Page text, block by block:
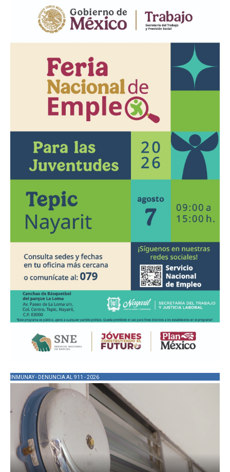
INMUNAY - DENUNCIA AL 911 - 2026